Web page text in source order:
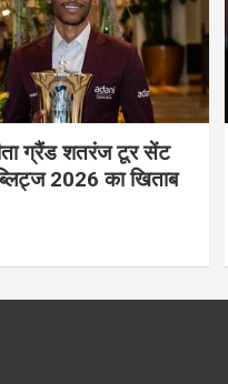
ग्रैंड शतरंज टूर सेंट
2026 का खिताब